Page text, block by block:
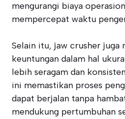
mengurangi biaya
mempercepat waktu
Selain itu, jaw crusher juga
keuntungan dalam hal
lebih seragam dan
ini memastikan proses
dapat berjalan tanpa
mendukung pertumbuhan